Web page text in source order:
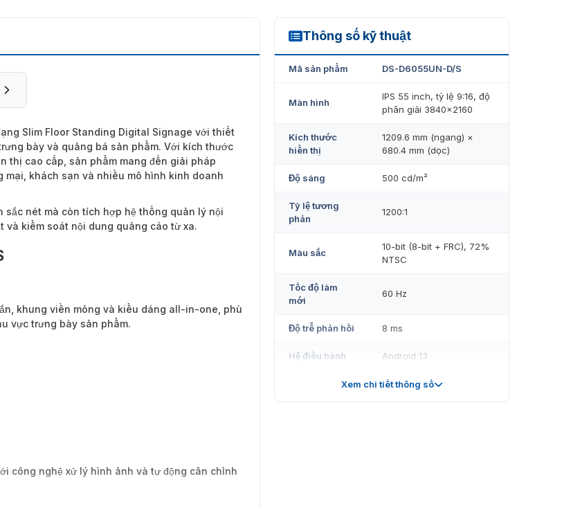
Slim Floor Standing Digital Signage với thiết
bày và quảng bá sản phẩm. Với kích thước
thị cao cấp, sản phẩm mang đến giải pháp
khách sạn và nhiều mô hình kinh doanh
nét mà còn tích hợp hệ thống quản lý nội
kiểm soát nội dung quảng cáo từ xa.
khung viền mỏng và kiểu dáng all-in-one, phù
vực trưng bày sản phẩm.
công nghệ xử lý hình ảnh và tự động cân chỉnh
Thông số kỹ thuật
DS-D6055UN-D/S
Mã sản phẩm DS-D6055UN-D/S
Màn hình
IPS 55 inch, tỷ lệ 9:16, độ
phân giải 3840×2160
Kích thước
hiển thị
1209.6 mm (ngang) ×
680.4 mm (dọc)
Độ sáng 500 cd/m²
Tỷ lệ tương
phản
1200:1
Màu sắc
10-bit (8-bit + FRC), 72%
NTSC
Tốc độ làm
mới
60 Hz
Độ trễ phản hồi 8 ms
Hệ điều hành Android 13
Cortex-A55, 4 nhân, 1.92
Xem chi tiết thông số